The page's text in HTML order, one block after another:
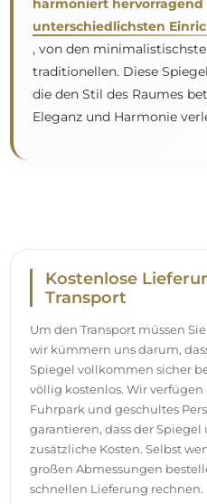
völlig kostenlos. Wir verfügen
Fuhrpark und geschultes
garantieren, dass der
zusätzliche Kosten. Selbst
großen Abmessungen
Einfache Montage
Wir kümmern uns um die
der Spiegel, die Montage
Aufgrund der
kein standardmäßiges